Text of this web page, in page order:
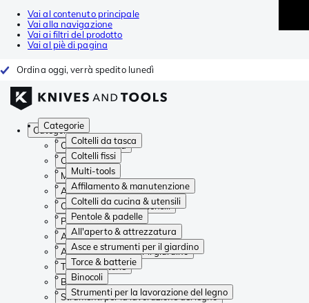
Vai al contenuto principale
Vai alla navigazione
Vai ai filtri del prodotto
Vai al piè di pagina
Ordina oggi, verrà spedito lunedì
Categorie
Coltelli da tasca
Coltelli fissi
Multi-tools
Affilamento & manutenzione
Coltelli da cucina & utensili
Pentole & padelle
All'aperto & attrezzatura
Asce e strumenti per il giardino
Torce & batterie
Binocoli
Strumenti per la lavorazione del legno
Categorie
Coltelli da tasca
Coltelli fissi
Multi-tools
Affilamento & manutenzione
Coltelli da cucina & utensili
Pentole & padelle
All'aperto & attrezzatura
Asce e strumenti per il giardino
Torce & batterie
Binocoli
Strumenti per la lavorazione del legno